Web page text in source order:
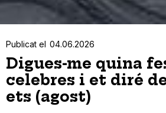
Publicat el 04.06.2026
Digues-me quina
celebres i et diré
ets (agost)